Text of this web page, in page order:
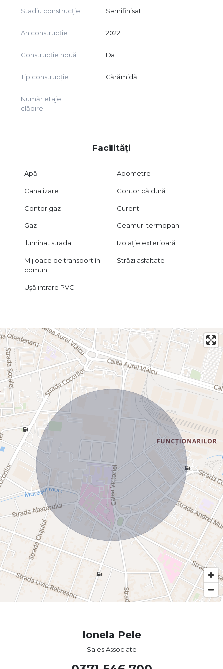
Stadiu construcție Semifinisat
An construcție 2022
Construcție nouă Da
Tip construcție Cărămidă
Număr etaje
clădire
1
Facilități
Apă Apometre
Canalizare Contor căldură
Contor gaz Curent
Gaz Geamuri termopan
Iluminat stradal Izolație exterioară
Mijloace de transport în
comun
Străzi asfaltate
Ușă intrare PVC
Ionela Pele
Sales Associate